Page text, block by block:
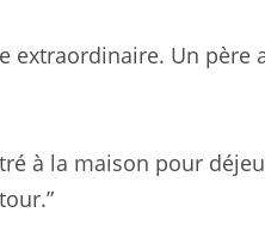
extraordinaire. Un père
à la maison pour